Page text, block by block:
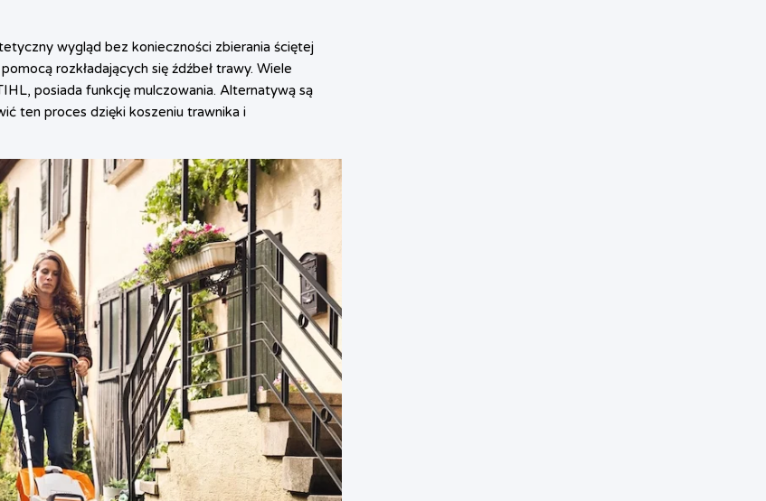
wygląd bez konieczności zbierania ściętej
rozkładających się źdźbeł trawy. Wiele
posiada funkcję mulczowania. Alternatywą są
ten proces dzięki koszeniu trawnika i